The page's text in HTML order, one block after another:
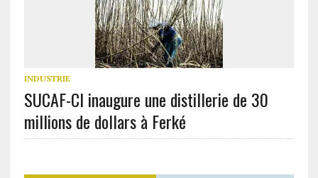
INDUSTRIE
SUCAF-CI inaugure une distillerie de 30
millions de dollars à Ferké